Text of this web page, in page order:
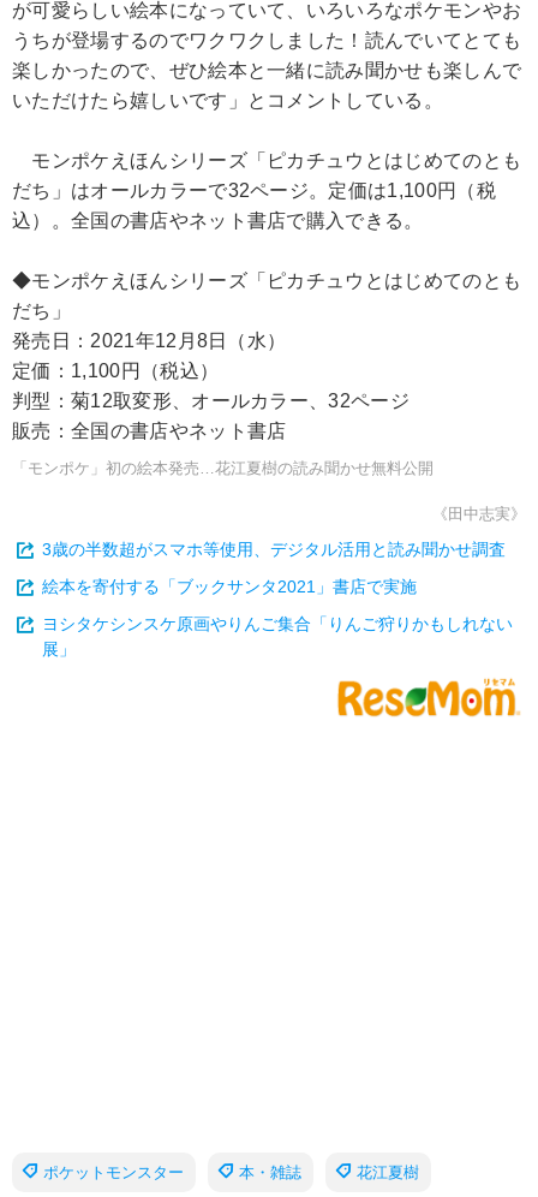
が可愛らしい絵本になっていて、いろいろなポケモンやお
うちが登場するのでワクワクしました！読んでいてとても
楽しかったので、ぜひ絵本と一緒に読み聞かせも楽しんで
いただけたら嬉しいです」とコメントしている。
モンポケえほんシリーズ「ピカチュウとはじめてのとも
だち」はオールカラーで32ページ。定価は1,100円（税
込）。全国の書店やネット書店で購入できる。
◆モンポケえほんシリーズ「ピカチュウとはじめてのとも
だち」
発売日：2021年12月8日（水）
定価：1,100円（税込）
判型：菊12取変形、オールカラー、32ページ
販売：全国の書店やネット書店
「モンポケ」初の絵本発売…花江夏樹の読み聞かせ無料公開
《田中志実》
3歳の半数超がスマホ等使用、デジタル活用と読み聞かせ調査
絵本を寄付する「ブックサンタ2021」書店で実施
ヨシタケシンスケ原画やりんご集合「りんご狩りかもしれない
展」
ポケットモンスター 本・雑誌 花江夏樹